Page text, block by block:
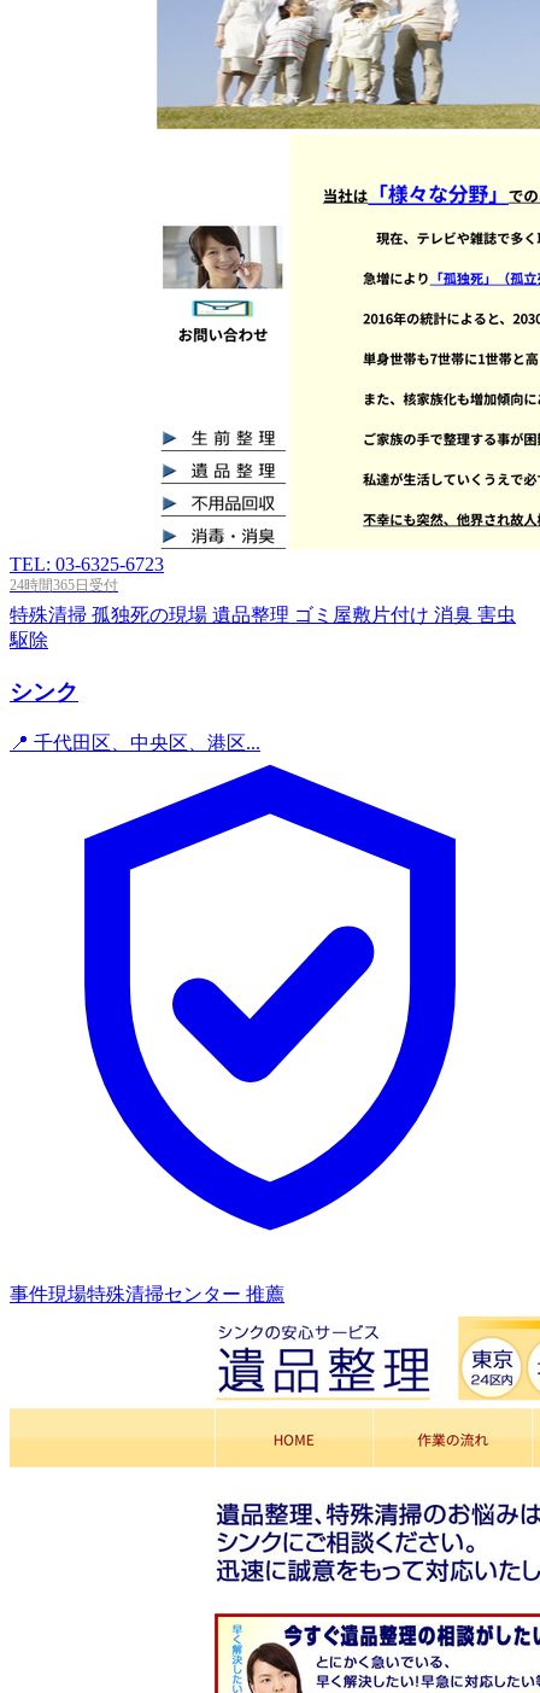
TEL: 03-6325-6723
24時間365日受付
特殊清掃 孤独死の現場 遺品整理 ゴミ屋敷片付け 消臭 害虫
駆除
シンク
📍 千代田区、中央区、港区...
事件現場特殊清掃センター 推薦